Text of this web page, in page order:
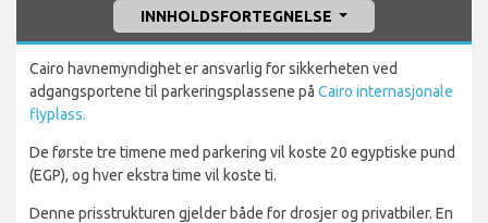
INNHOLDSFORTEGNELSE
Cairo havnemyndighet er ansvarlig for sikkerheten ved
adgangsportene til parkeringsplassene på Cairo internasjonale
flyplass.
De første tre timene med parkering vil koste 20 egyptiske pund
(EGP), og hver ekstra time vil koste ti.
Denne prisstrukturen gjelder både for drosjer og privatbiler. En